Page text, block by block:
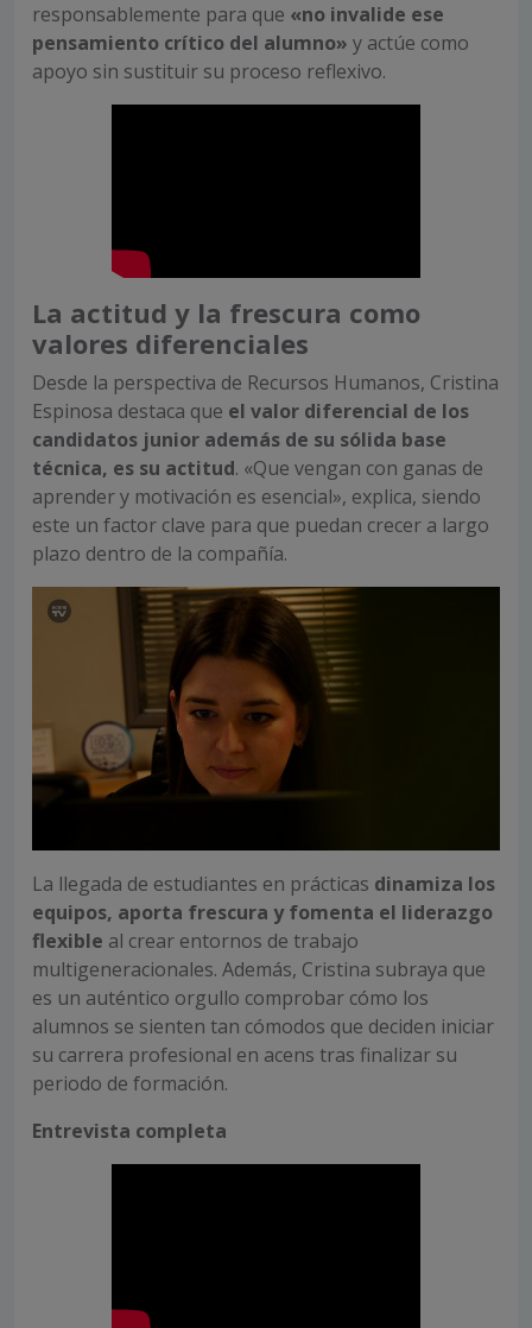
responsablemente para que «no invalide ese
pensamiento crítico del alumno» y actúe como
apoyo sin sustituir su proceso reflexivo.
La actitud y la frescura como
valores diferenciales
Desde la perspectiva de Recursos Humanos, Cristina
Espinosa destaca que el valor diferencial de los
candidatos junior además de su sólida base
técnica, es su actitud. «Que vengan con ganas de
aprender y motivación es esencial», explica, siendo
este un factor clave para que puedan crecer a largo
plazo dentro de la compañía.
La llegada de estudiantes en prácticas dinamiza los
equipos, aporta frescura y fomenta el liderazgo
flexible al crear entornos de trabajo
multigeneracionales. Además, Cristina subraya que
es un auténtico orgullo comprobar cómo los
alumnos se sienten tan cómodos que deciden iniciar
su carrera profesional en acens tras finalizar su
periodo de formación.
Entrevista completa